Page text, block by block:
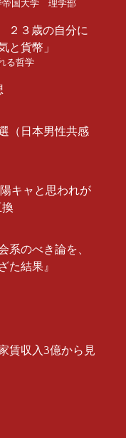
帝国大学 理学部
２３歳の自分に
貨幣」
る哲学
（日本男性共感
キャと思われが
系のべき論を、
た結果』
賃収入3億から見